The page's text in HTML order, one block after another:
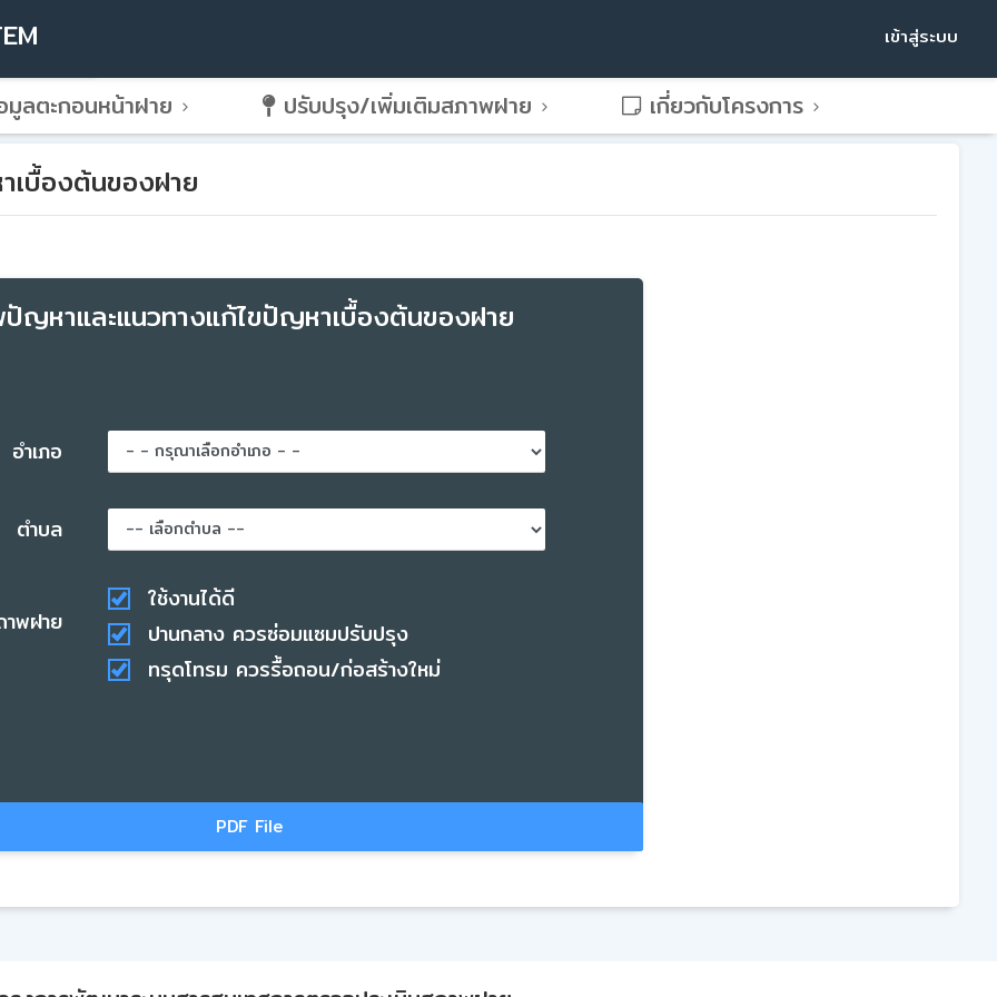
เข้าสู่ระบบ
ลตะกอนหน้าฝาย ปรับปรุง/เพิ่มเติมสภาพฝาย เกี่ยวกับโครงการ
บื้องต้นของฝาย
ญหาและแนวทางแก้ไขปัญหาเบื้องต้นของฝาย
อำเภอ
ตำบล
พฝาย
ใช้งานได้ดี
ปานกลาง ควรซ่อมแซมปรับปรุง
ทรุดโทรม ควรรื้อถอน/ก่อสร้างใหม่
PDF File